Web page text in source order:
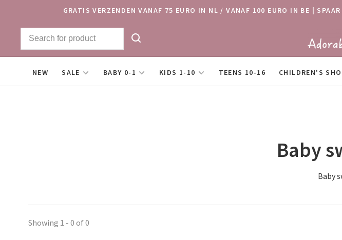
GRATIS VERZENDEN VANAF 75 EURO IN NL / VANAF 100 EURO IN BE |
NEW SALE BABY 0-1 KIDS 1-10 TEENS 10-16 CHILDREN'S
Baby
Baby
Showing 1 - 0 of 0